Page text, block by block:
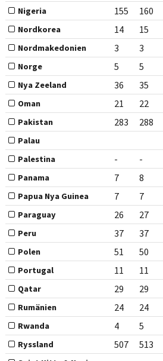
Nigeria 155 160
Nordkorea 14 15
Nordmakedonien 3 3
Norge 5 5
Nya Zeeland 36 35
Oman 21 22
Pakistan 283 288
Palau
Palestina
- -
Panama 7 8
Papua Nya Guinea 7 7
Paraguay 26 27
Peru 37 37
Polen 51 50
Portugal 11 11
Qatar 29 29
Rumänien 24 24
Rwanda 4 5
Ryssland 507 513